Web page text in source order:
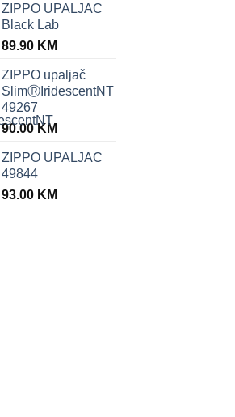
ZIPPO UPALJAC
Black Lab
89.90 KM
ZIPPO upaljač
SlimⓇIridescentNT
49267
90.00KM
ZIPPO UPALJAC
49844
93.00 KM